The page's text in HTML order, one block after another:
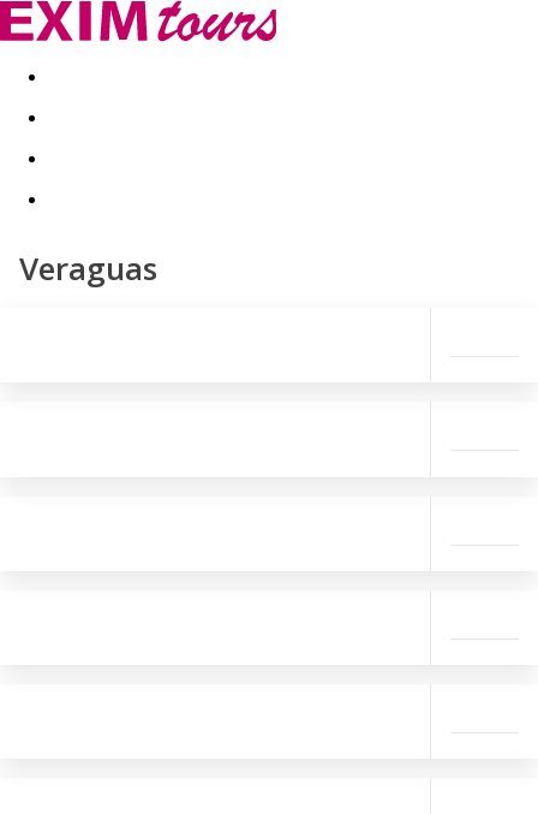
Akční nabídky Last minute
Veraguas